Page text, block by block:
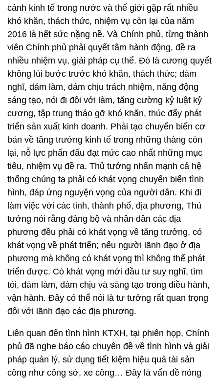
cảnh kinh tế trong nước và thế giới gặp rất nhiều
khó khăn, thách thức, nhiệm vụ còn lại của năm
2016 là hết sức nặng nề. Và Chính phủ, từng thành
viên Chính phủ phải quyết tâm hành động, đề ra
nhiều nhiệm vụ, giải pháp cụ thể. Đó là cương quyết
không lùi bước trước khó khăn, thách thức; dám
nghĩ, dám làm, dám chịu trách nhiệm, năng động
sáng tạo, nói đi đôi với làm, tăng cường kỷ luật kỷ
cương, tập trung tháo gỡ khó khăn, thúc đẩy phát
triển sản xuất kinh doanh. Phải tạo chuyển biến cơ
bản về tăng trưởng kinh tế trong những tháng còn
lại, nỗ lực phấn đấu đạt mức cao nhất những mục
tiêu, nhiệm vụ đề ra. Thủ tướng nhấn mạnh cả hệ
thống chúng ta phải có khát vọng chuyển biến tình
hình, đáp ứng nguyện vọng của người dân. Khi đi
làm việc với các tỉnh, thành phố, địa phương, Thủ
tướng nói rằng đảng bộ và nhân dân các địa
phương đều phải có khát vọng về tăng trưởng, có
khát vọng về phát triển; nếu người lãnh đạo ở địa
phương mà không có khát vọng thì không thể phát
triển được. Có khát vọng mới đầu tư suy nghĩ, tìm
tòi, dám làm, dám chịu và sáng tạo trong điều hành,
vận hành. Đây có thể nói là tư tưởng rất quan trọng
đối với lãnh đạo các địa phương.
Liên quan đến tình hình KTXH, tại phiên họp, Chính
phủ đã nghe báo cáo chuyên đề về tình hình và giải
pháp quản lý, sử dụng tiết kiệm hiệu quả tài sản
công như công sở, xe công… Đây là vấn đề nóng